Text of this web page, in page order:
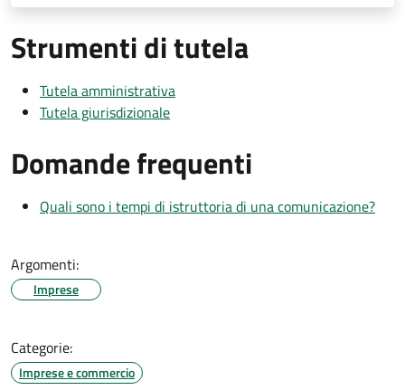
Strumenti di tutela
Tutela amministrativa
Tutela giurisdizionale
Domande frequenti
Quali sono i tempi di istruttoria di una comunicazione?
Argomenti:
Imprese
Categorie:
Imprese e commercio